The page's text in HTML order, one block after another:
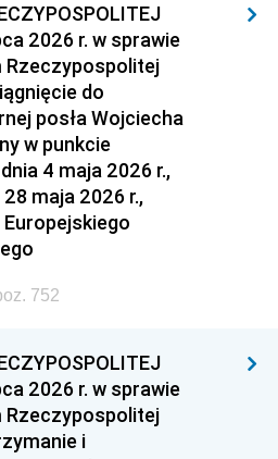
2026 r. w sprawie
Rzeczypospolitej
do
posła Wojciecha
w punkcie
4 maja 2026 r.,
maja 2026 r.,
752
2026 r. w sprawie
Rzeczypospolitej
i